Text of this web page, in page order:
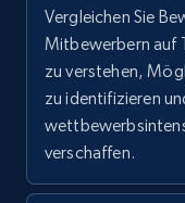
using specific
URL, Final price,
Specifications,
more.
5.6K+
Vergleichen Sie
Mitbewerbern auf
zu verstehen,
zu identifizieren
verschaffen.